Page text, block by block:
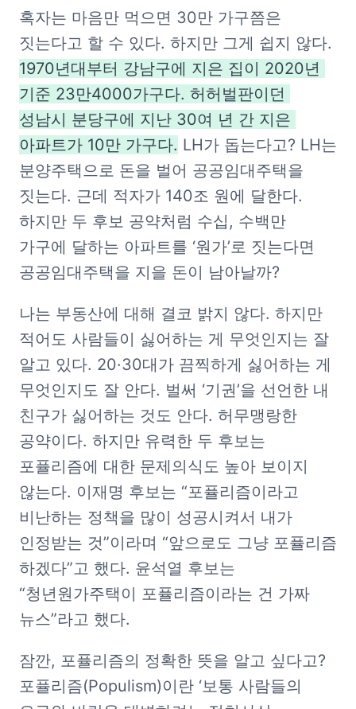
혹자는 마음만 먹으면 30만 가구쯤은
1970년대부터 강남구에 지은 집이 2020년
기준 23만4000가구다. 허허벌판이던
성남시 분당구에 지난 30여 년 간 지은
아파트가 10만 가구다. LH가 돕는다고? LH는
분양주택으로 돈을 벌어 공공임대주택을
짓는다. 근데 적자가 140조 원에 달한다.
하지만 두 후보 공약처럼 수십, 수백만
가구에 달하는 아파트를 ‘원가’로 짓는다면
공공임대주택을 지을 돈이 남아날까?
나는 부동산에 대해 결코 밝지 않다. 하지만
적어도 사람들이 싫어하는 게 무엇인지는 잘
알고 있다. 20·30대가 끔찍하게 싫어하는 게
무엇인지도 잘 안다. 벌써 ‘기권’을 선언한 내
친구가 싫어하는 것도 안다. 허무맹랑한
공약이다. 하지만 유력한 두 후보는
포퓰리즘에 대한 문제의식도 높아 보이지
않는다. 이재명 후보는 “포퓰리즘이라고
비난하는 정책을 많이 성공시켜서 내가
인정받는 것”이라며 “앞으로도 그냥 포퓰리즘
하겠다”고 했다. 윤석열 후보는
“청년원가주택이 포퓰리즘이라는 건 가짜
뉴스”라고 했다.
잠깐, 포퓰리즘의 정확한 뜻을 알고 싶다고?
포퓰리즘(Populism)이란 ‘보통 사람들의